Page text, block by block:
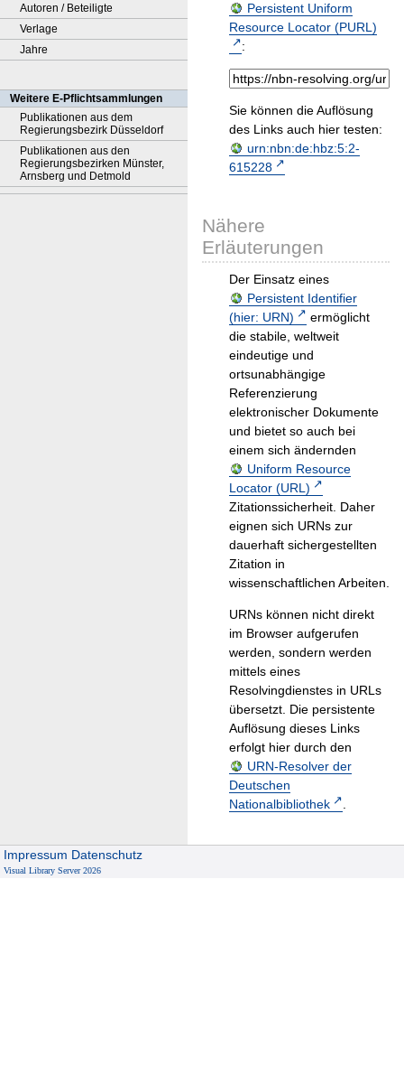
Autoren / Beteiligte
Verlage
Jahre
Weitere E-Pflichtsammlungen
Publikationen aus dem
Regierungsbezirk Düsseldorf
Publikationen aus den
Regierungsbezirken Münster,
Arnsberg und Detmold
Persistent Uniform
Resource Locator (PURL)
:
Sie können die Auflösung
des Links auch hier testen:
urn:nbn:de:hbz:5:2-
615228
Nähere
Erläuterungen
Der Einsatz eines
Persistent Identifier
(hier: URN)
ermöglicht
die stabile, weltweit
eindeutige und
ortsunabhängige
Referenzierung
elektronischer Dokumente
und bietet so auch bei
einem sich ändernden
Uniform Resource
Locator (URL)
Zitationssicherheit. Daher
eignen sich URNs zur
dauerhaft sichergestellten
Zitation in
wissenschaftlichen Arbeiten.
URNs können nicht direkt
im Browser aufgerufen
werden, sondern werden
mittels eines
Resolvingdienstes in URLs
übersetzt. Die persistente
Auflösung dieses Links
erfolgt hier durch den
URN-Resolver der
Deutschen
Nationalbibliothek
.
Impressum Datenschutz
Visual Library Server 2026